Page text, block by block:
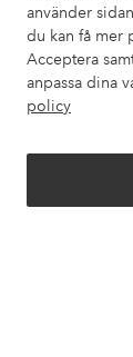
använder
du kan få mer
Acceptera
anpassa dina
policy
Mina sidor
Om Ellos
Villkor